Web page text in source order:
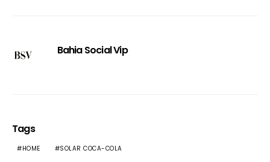
Bahia Social Vip
Tags
HOME SOLAR COCA-COLA